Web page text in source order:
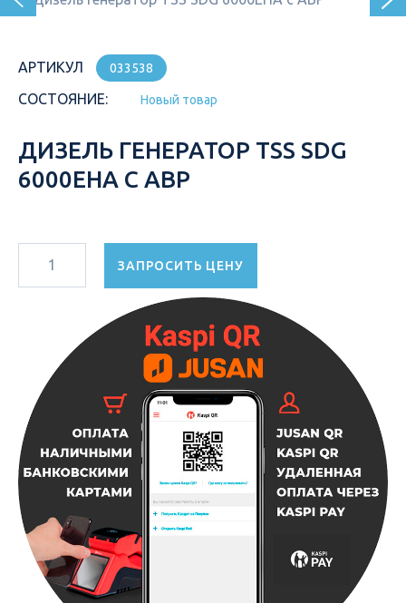
АРТИКУЛ 033538
СОСТОЯНИЕ: Новый товар
ДИЗЕЛЬ ГЕНЕРАТОР TSS SDG
6000EHA С АВР
ЗАПРОСИТЬ ЦЕНУ